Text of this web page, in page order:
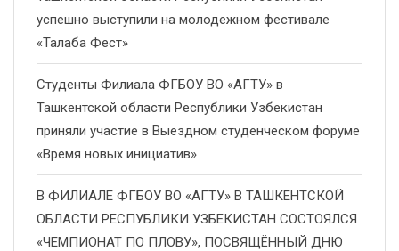
успешно выступили на молодежном фестивале
«Талаба Фест»
Студенты Филиала ФГБОУ ВО «АГТУ» в
Ташкентской области Республики Узбекистан
приняли участие в Выездном студенческом форуме
«Время новых инициатив»
В ФИЛИАЛЕ ФГБОУ ВО «АГТУ» В ТАШКЕНТСКОЙ
ОБЛАСТИ РЕСПУБЛИКИ УЗБЕКИСТАН СОСТОЯЛСЯ
«ЧЕМПИОНАТ ПО ПЛОВУ», ПОСВЯЩЁННЫЙ ДНЮ